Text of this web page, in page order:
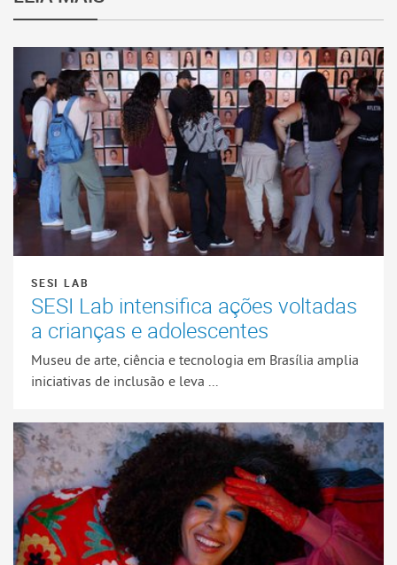
SESI LAB
SESI Lab intensifica ações voltadas
a crianças e adolescentes
Museu de arte, ciência e tecnologia em Brasília amplia
iniciativas de inclusão e leva ...